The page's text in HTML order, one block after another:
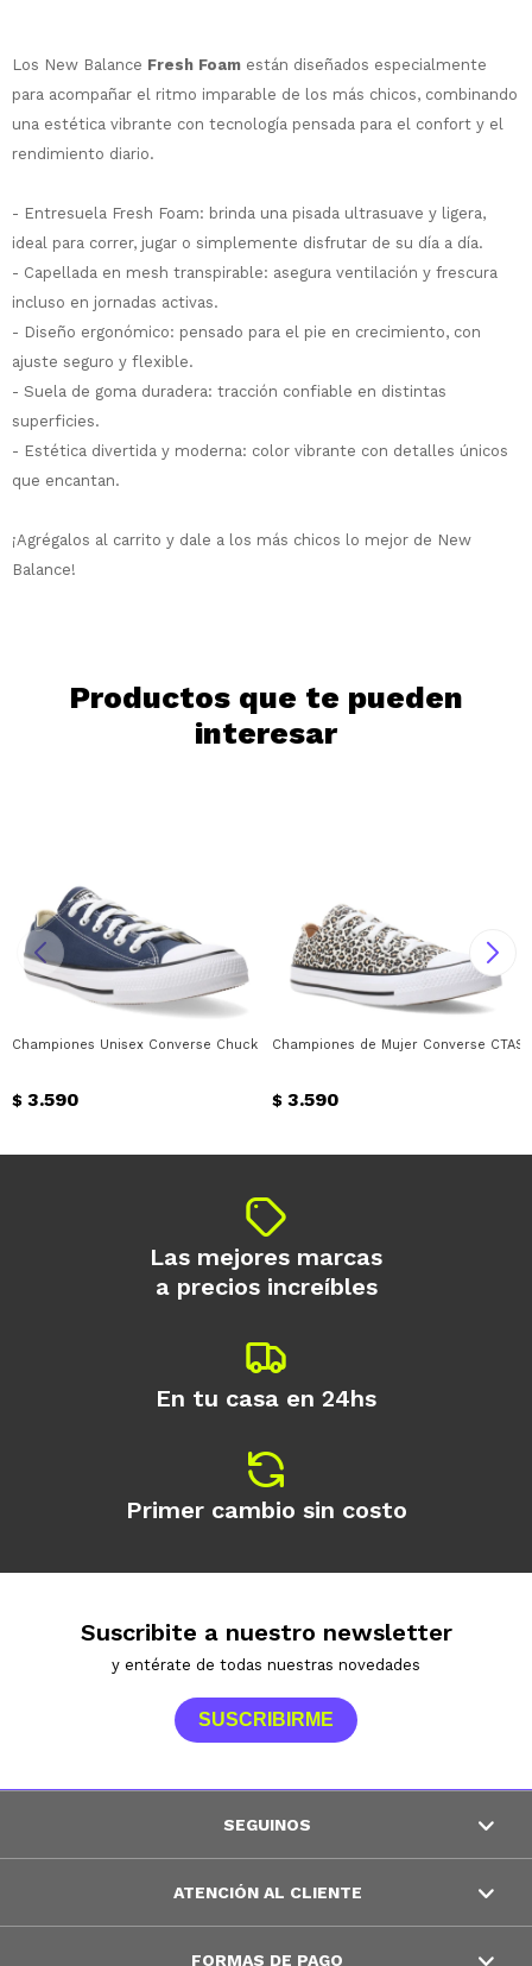
Los New Balance Fresh Foam están diseñados especialmente
para acompañar el ritmo imparable de los más chicos, combinando
una estética vibrante con tecnología pensada para el confort y el
rendimiento diario.
- Entresuela Fresh Foam: brinda una pisada ultrasuave y ligera,
ideal para correr, jugar o simplemente disfrutar de su día a día.
- Capellada en mesh transpirable: asegura ventilación y frescura
incluso en jornadas activas.
- Diseño ergonómico: pensado para el pie en crecimiento, con
ajuste seguro y flexible.
- Suela de goma duradera: tracción confiable en distintas
superficies.
- Estética divertida y moderna: color vibrante con detalles únicos
que encantan.
¡Agrégalos al carrito y dale a los más chicos lo mejor de New
Balance!
Productos que te pueden
interesar
Championes Unisex Converse Chuck Taylor All Star Converse - Azul Marino
$ 3.590
Championes de Mujer Converse
$ 3.590
Las mejores marcas
a precios increíbles
En tu casa en 24hs
Primer cambio sin costo
Suscribite a nuestro newsletter
y entérate de todas nuestras novedades
SUSCRIBIRME
SEGUINOS
ATENCIÓN AL CLIENTE
FORMAS DE PAGO
Comprá ahora y Pagá
Después, hasta en 12
cuotas y sin tocar tu
tarjeta de crédito
¡Sumate a la forma más ágil de
comprar!
Comprá en 3 cuotas sin recargo o hasta
en 12 cuotas * ¡Solo con tu cédula!
Verifica si estás calificado para comprar
con Pago Después:
Celular
Fecha de nacimiento
Día Mes Año
Estás calificado para comprar usando Pago
Después.
¡Tenés hasta
que prefieras!
Elegí tus productos preferidos
Elegís Pago Después como metodo de pago
Ups!
Parece que no tenes oferta, lamentamos
el inconveniente, por cualquier duda
contactanos en
preguntas@pagodespues.com.uy
¡Algo salió mal!
Por favor intenta nuevamente mas tarde.